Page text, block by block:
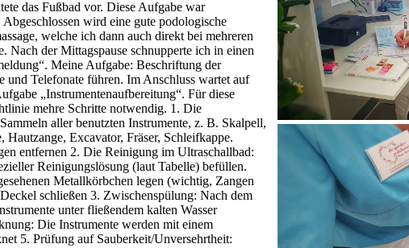
das Fußbad vor. Diese Aufgabe war
Abgeschlossen wird eine gute podologische
welche ich dann auch direkt bei mehreren
Nach der Mittagspause schnupperte ich in einen
Meine Aufgabe: Beschriftung der
und Telefonate führen. Im Anschluss wartet auf
„Instrumentenaufbereitung“. Für diese
mehre Schritte notwendig. 1. Die
aller benutzten Instrumente, z. B. Skalpell,
Hautzange, Excavator, Fräser, Schleifkappe.
entfernen 2. Die Reinigung im Ultraschallbad:
Reinigungslösung (laut Tabelle) befüllen.
Metallkörbchen legen (wichtig, Zangen
schließen 3. Zwischenspülung: Nach dem
unter fließendem kalten Wasser
Die Instrumente werden mit einem
5. Prüfung auf Sauberkeit/Unversehrtheit: